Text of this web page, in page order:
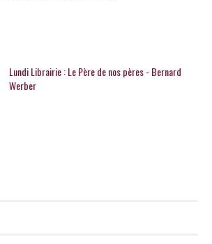
Lundi Librairie : Le Père de nos pères - Bernard
Werber